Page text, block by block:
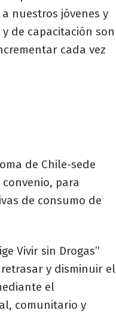
nuestros jóvenes y
de capacitación son
cada vez
de Chile-sede
para
de consumo de
Vivir sin Drogas”
y disminuir el
el
comunitario y